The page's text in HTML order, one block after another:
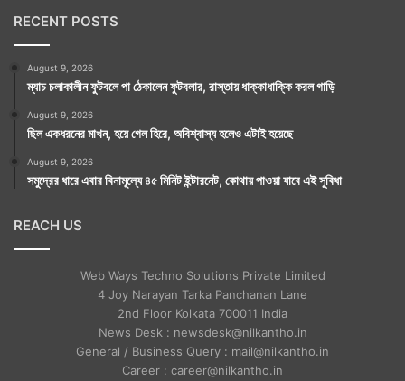
সম্বলপুরের সেরা আকর্ষণ হীরাকুদ বাঁধ। মোটর ঘুরে ঘুরে উঠে আসে
পাহাড়ের উপরে প্রায় সমতল। এখানে গান্ধিমিনার থেকে চারদিকে
দেখা যায় বিস্ময়কর লেকের শোভা আর সুদীর্ঘ বাঁধ। অন্যপ্রান্তে
জুড়ে। বাঁধ নির্মাণে যে পরিমাণ যে মালমসলা লেগেছিল তাতে নাকি
কন্যাকুমারী থেকে কাশ্মীর, অমৃতসর থেকে ডিব্রুগড় পর্যন্ত রাস্তা
হয়ে যেত অনায়াসে। সেটি চওড়ায় হত ৮মিটার। হীরাকুদ প্রজেক্ট
কলোনিতে সিকিউরিটি অফিসে লিখিত অনুমতি নিতে হয়। নিখরচায়
RECENT POSTS
August 9, 2026
ম্যাচ চলাকালীন ফুটবলে পা ঠেকালেন ফুটবলার, রাস্তায় ধাক্কাধাক্কি করল গাড়ি
August 9, 2026
ছিল একধরনের মাখন, হয়ে গেল হিরে, অবিশ্বাস্য হলেও এটাই হয়েছে
August 9, 2026
সমুদ্রের ধারে এবার বিনামূল্যে ৪৫ মিনিট ইন্টারনেট, কোথায় পাওয়া যাবে এই সুবিধা
REACH US
Web Ways Techno Solutions Private Limited
4 Joy Narayan Tarka Panchanan Lane
2nd Floor Kolkata 700011 India
News Desk : newsdesk@nilkantho.in
General / Business Query : mail@nilkantho.in
Career : career@nilkantho.in